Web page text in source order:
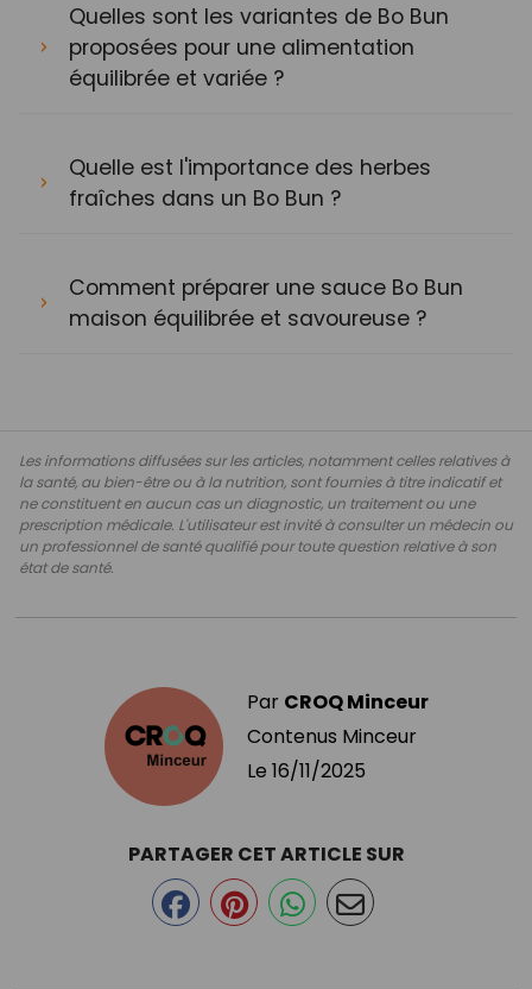
Quelles sont les variantes de Bo Bun
proposées pour une alimentation
équilibrée et variée ?
Quelle est l'importance des herbes
fraîches dans un Bo Bun ?
Comment préparer une sauce Bo Bun
maison équilibrée et savoureuse ?
Les informations diffusées sur les articles, notamment celles relatives à
la santé, au bien-être ou à la nutrition, sont fournies à titre indicatif et
ne constituent en aucun cas un diagnostic, un traitement ou une
prescription médicale. L'utilisateur est invité à consulter un médecin ou
un professionnel de santé qualifié pour toute question relative à son
état de santé.
Par CROQ Minceur
Contenus Minceur
Le 16/11/2025
PARTAGER CET ARTICLE SUR